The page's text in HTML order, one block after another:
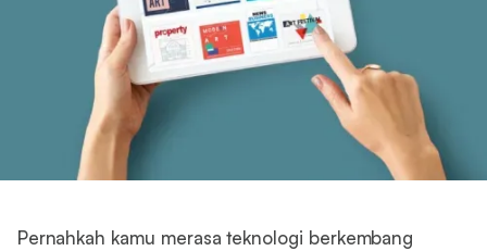
Pernahkah kamu merasa teknologi berkembang